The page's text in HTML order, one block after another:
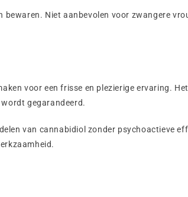
Niet aanbevolen voor zwangere
voor een frisse en plezierige ervaring. Het
gegarandeerd.
van cannabidiol zonder psychoactieve